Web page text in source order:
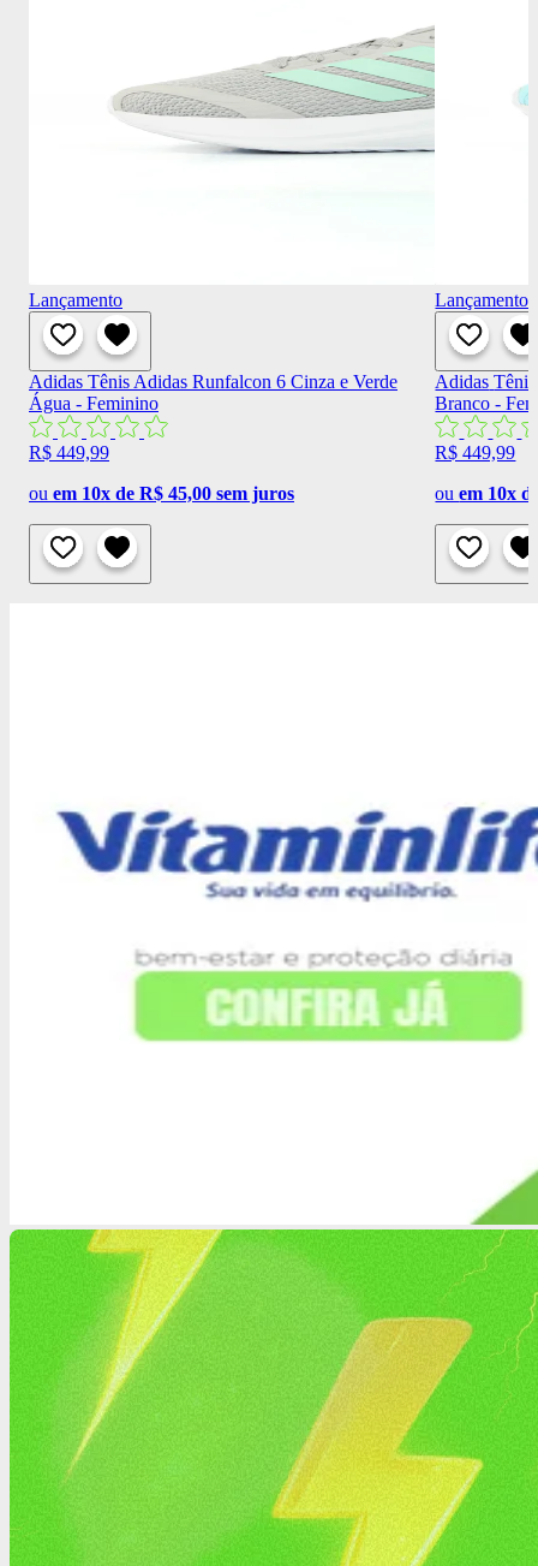
Lançamento
Adidas Tênis Adidas Runfalcon 6 Cinza e Verde
Água - Feminino
R$ 449,99
ou em 10x de R$ 45,00 sem juros
Lançamento
Adidas
Branco -
R$ 449,99
ouem 10x